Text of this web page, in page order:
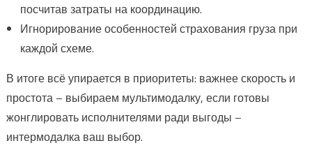
посчитав затраты на координацию.
Игнорирование особенностей страхования груза при
каждой схеме.
В итоге всё упирается в приоритеты: важнее скорость и
простота – выбираем мультимодалку, если готовы
жонглировать исполнителями ради выгоды –
интермодалка ваш выбор.